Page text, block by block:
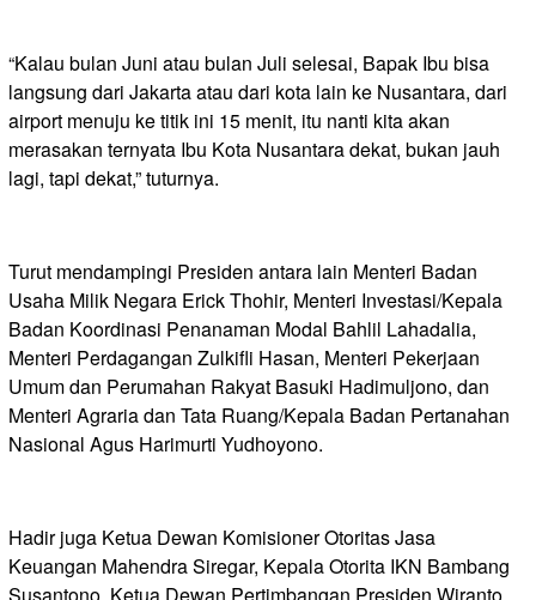
“Kalau bulan Juni atau bulan Juli selesai, Bapak Ibu bisa
langsung dari Jakarta atau dari kota lain ke Nusantara, dari
airport menuju ke titik ini 15 menit, itu nanti kita akan
merasakan ternyata Ibu Kota Nusantara dekat, bukan jauh
lagi, tapi dekat,” tuturnya.
Turut mendampingi Presiden antara lain Menteri Badan
Usaha Milik Negara Erick Thohir, Menteri Investasi/Kepala
Badan Koordinasi Penanaman Modal Bahlil Lahadalia,
Menteri Perdagangan Zulkifli Hasan, Menteri Pekerjaan
Umum dan Perumahan Rakyat Basuki Hadimuljono, dan
Menteri Agraria dan Tata Ruang/Kepala Badan Pertanahan
Nasional Agus Harimurti Yudhoyono.
Hadir juga Ketua Dewan Komisioner Otoritas Jasa
Keuangan Mahendra Siregar, Kepala Otorita IKN Bambang
Susantono, Ketua Dewan Pertimbangan Presiden Wiranto,